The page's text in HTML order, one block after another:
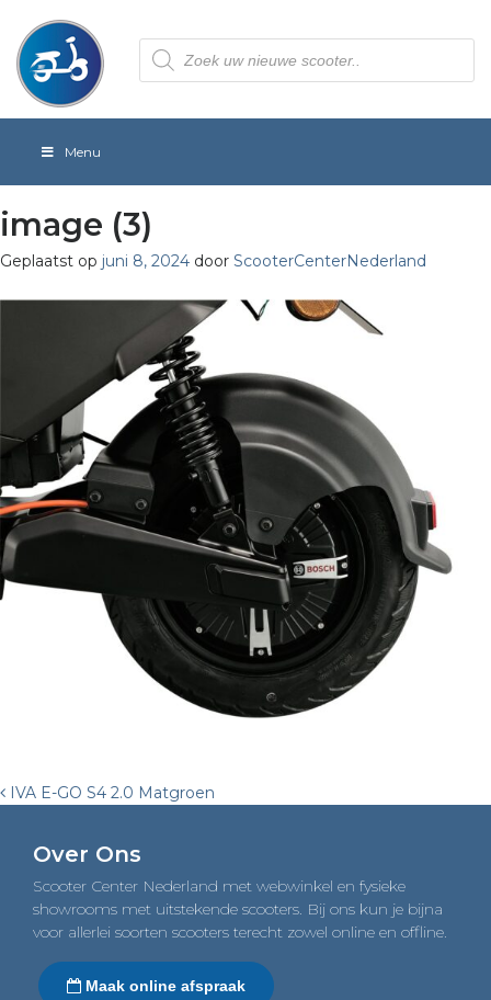
Producten
zoeken
Menu
image (3)
Geplaatst op juni 8, 2024 door ScooterCenterNederland
Post
navigation
IVA E-GO S4 2.0 Matgroen
Over Ons
Scooter Center Nederland met webwinkel en fysieke
showrooms met uitstekende scooters. Bij ons kun je bijna
voor allerlei soorten scooters terecht zowel online en offline.
Maak online afspraak